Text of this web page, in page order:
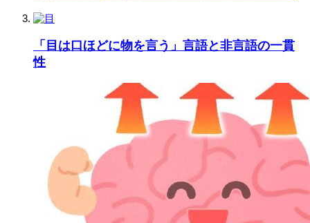
「目は口ほどに物を言う」言語と非言語の一貫
性